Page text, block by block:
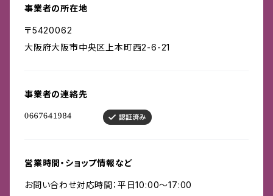
事業者の所在地
〒5420062
大阪府大阪市中央区上本町西2-6-21
事業者の連絡先
営業時間・ショップ情報など
お問い合わせ対応時間：平日10:00～17:00